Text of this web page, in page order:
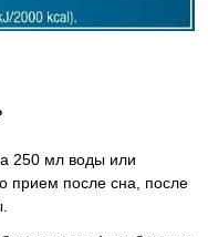
250 мл воды или
прием после сна, после